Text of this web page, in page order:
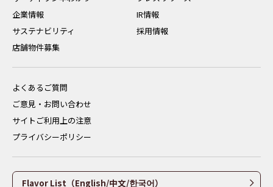
企業情報
IR情報
サステナビリティ
採用情報
店舗物件募集
よくあるご質問
ご意見・お問い合わせ
サイトご利用上の注意
プライバシーポリシー
Flavor List（English/中文/한국어）